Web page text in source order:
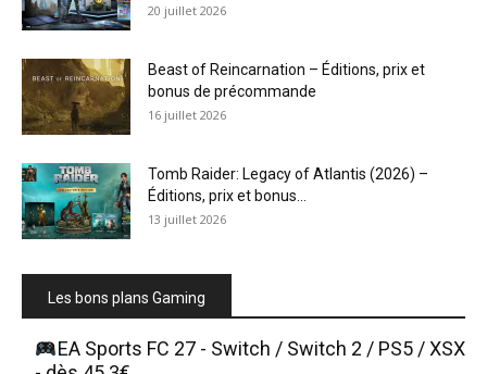
20 juillet 2026
Beast of Reincarnation – Éditions, prix et
bonus de précommande
16 juillet 2026
Tomb Raider: Legacy of Atlantis (2026) –
Éditions, prix et bonus...
13 juillet 2026
Les bons plans Gaming
EA Sports FC 27 - Switch / Switch 2 / PS5 / XSX